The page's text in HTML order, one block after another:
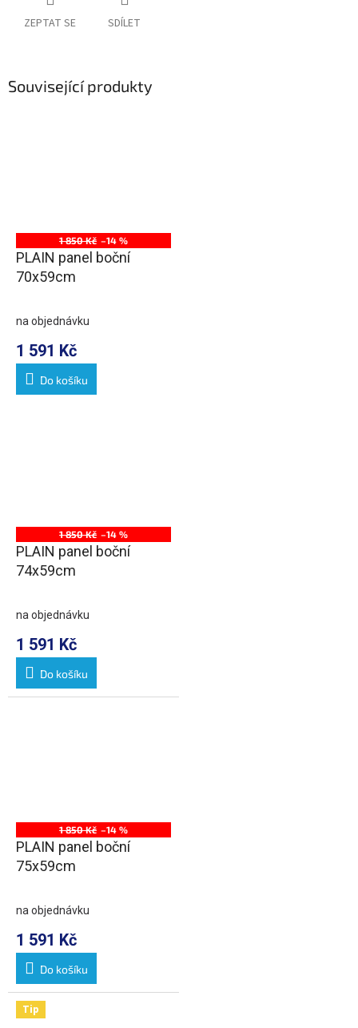
ZEPTAT SE SDÍLET
Související produkty
1 850 Kč –14 %
PLAIN panel boční
70x59cm
na objednávku
1 591 Kč
Do košíku
1 850 Kč –14 %
PLAIN panel boční
74x59cm
na objednávku
1 591 Kč
Do košíku
1 850 Kč –14 %
PLAIN panel boční
75x59cm
na objednávku
1 591 Kč
Do košíku
Tip